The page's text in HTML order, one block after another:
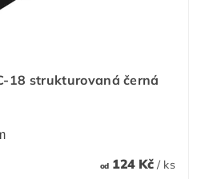
18 strukturovaná černá
od124 Kč / ks